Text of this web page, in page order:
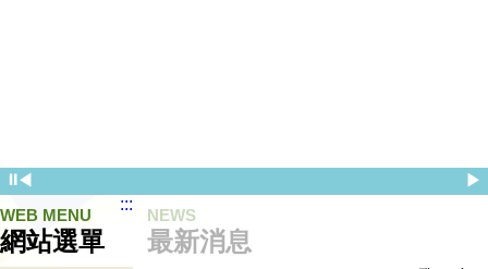
⏸◀
▶
WEB MENU
網站選單
:::
最新消息
NEWS